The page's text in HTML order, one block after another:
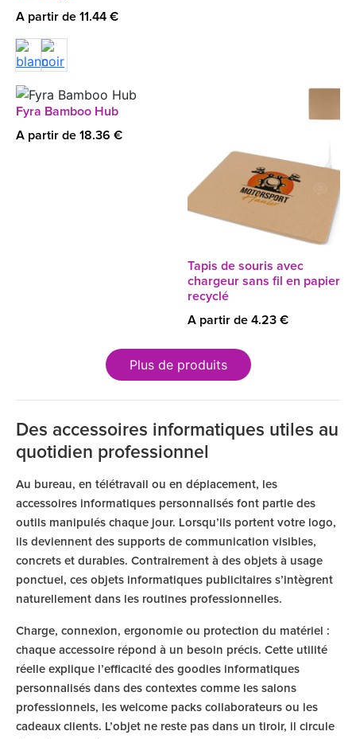
A partir de 11.44 €
Fyra Bamboo Hub
A partir de 18.36 €
Tapis de souris avec
chargeur sans fil en papier
recyclé
A partir de 4.23 €
Plus de produits
Des accessoires informatiques utiles au
quotidien professionnel
Au bureau, en télétravail ou en déplacement, les
accessoires informatiques personnalisés font partie des
outils manipulés chaque jour. Lorsqu’ils portent votre logo,
ils deviennent des supports de communication visibles,
concrets et durables. Contrairement à des objets à usage
ponctuel, ces objets informatiques publicitaires s’intègrent
naturellement dans les routines professionnelles.
Charge, connexion, ergonomie ou protection du matériel :
chaque accessoire répond à un besoin précis. Cette utilité
réelle explique l’efficacité des goodies informatiques
personnalisés dans des contextes comme les salons
professionnels, les welcome packs collaborateurs ou les
cadeaux clients. L’objet ne reste pas dans un tiroir, il circule